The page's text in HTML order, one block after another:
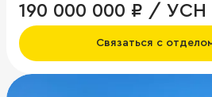
190 000 000 ₽ / УСН
Связаться с